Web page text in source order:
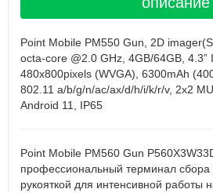
Point Mobile PM550 Gun, 2D
octa-core @2.0 GHz, 4GB/64GB, 4.3”
480x800pixels (WVGA), 6300mAh
802.11 a/b/g/n/ac/ax/d/h/i/k/r/v, 2x2
Android 11, IP65
Point Mobile PM560 Gun
профессиональный терминал сбора
рукояткой для интенсивной работы